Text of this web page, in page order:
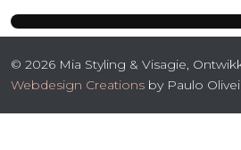
© 2026 Mia Styling & Visagie,
Webdesign Creations by Paulo